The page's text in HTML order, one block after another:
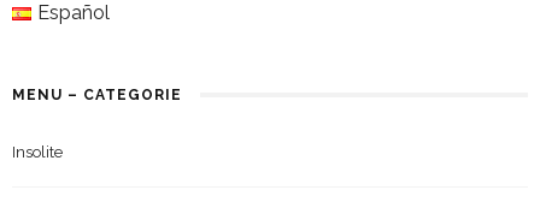
Español
MENU – CATEGORIE
Insolite